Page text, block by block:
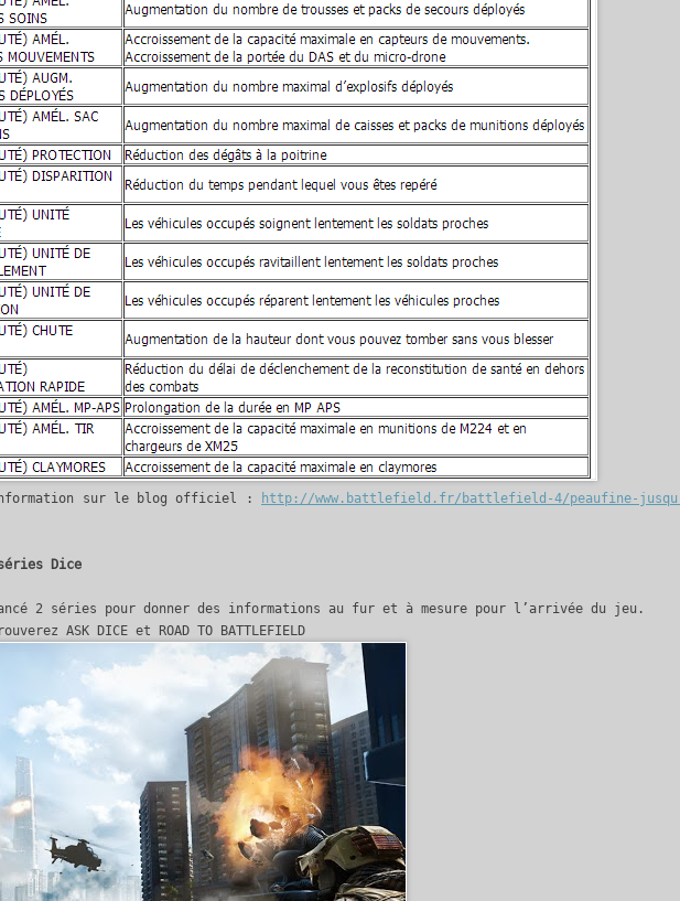
sur le blog officiel :
http://www.battlefield.fr/battlefield-4/peaufine-
Dice
2 séries pour donner des informations au fur et à mesure pour l’arrivée du jeu.
ASK DICE et ROAD TO BATTLEFIELD